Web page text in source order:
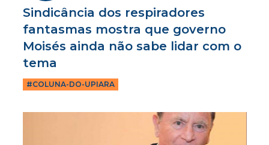
Sindicância dos respiradores
fantasmas mostra que governo
Moisés ainda não sabe lidar com o
tema
#COLUNA-DO-UPIARA